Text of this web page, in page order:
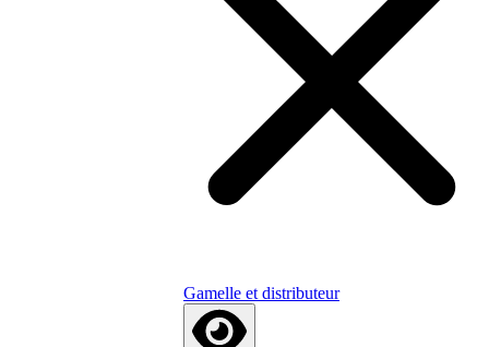
Gamelle et distributeur